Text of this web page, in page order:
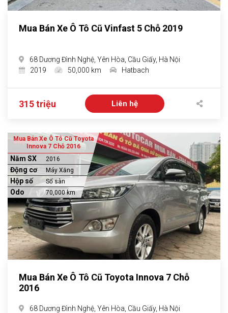
Mua Bán Xe Ô Tô Cũ Vinfast 5 Chỗ 2019
68 Dương Đình Nghệ, Yên Hòa, Cầu Giấy, Hà Nội
2019
50,000 km Hatbach
315 triệu Liên hệ
Mua Bán Xe Ô Tô Cũ Toyota
Innova 7 Chỗ 2016
Năm SX 2016
Động cơ Máy Xăng
Hộp số Số sàn
Odo 70,000 km
Mua Bán Xe Ô Tô Cũ Toyota Innova 7 Chỗ
2016
68 Dương Đình Nghệ, Yên Hòa, Cầu Giấy, Hà Nội